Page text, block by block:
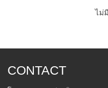
ไม่
CONTACT